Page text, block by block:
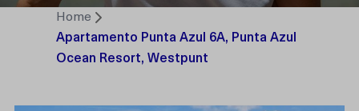
Home
Apartamento Punta Azul 6A, Punta Azul
Ocean Resort, Westpunt